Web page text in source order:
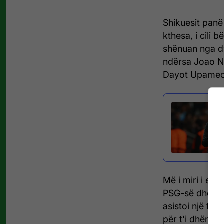
Shikuesit
kthesa, i cili
shënuan nga
ndërsa Joao
Dayot
Më i miri i
PSG-së dhe
asistoi një
për t'i dhënë